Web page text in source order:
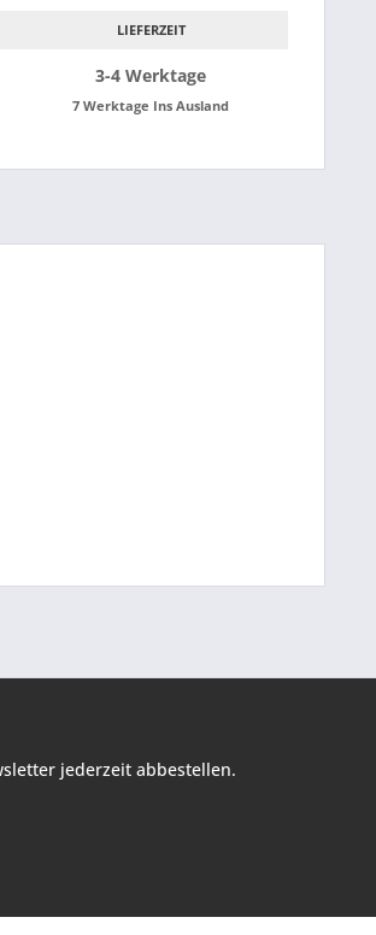
LIEFERZEIT
3-4 Werktage
7 Werktage Ins Ausland
jederzeit abbestellen.